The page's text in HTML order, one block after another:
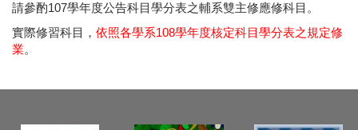
請參酌107學年度公告科目學分表之輔系雙主修應修科目。
實際修習科目， 依照各學系108學年度核定科目學分表之規定修
業。